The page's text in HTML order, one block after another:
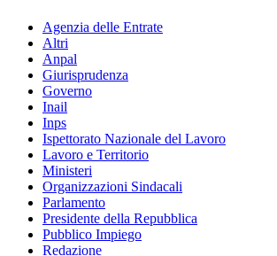
Agenzia delle Entrate
Altri
Anpal
Giurisprudenza
Governo
Inail
Inps
Ispettorato Nazionale del Lavoro
Lavoro e Territorio
Ministeri
Organizzazioni Sindacali
Parlamento
Presidente della Repubblica
Pubblico Impiego
Redazione